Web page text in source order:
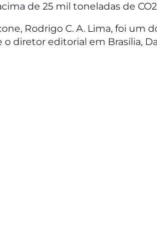
de 25 mil toneladas de
Rodrigo C. A. Lima, foi
o diretor editorial em Brasília,